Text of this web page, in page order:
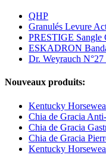
QHP
Granulés Levure
PRESTIGE Sangle
ESKADRON
Dr. Weyrauch
Nouveaux produits:
Kentucky
Chia de Gracia
Chia de Gracia
Chia de Gracia
Kentucky